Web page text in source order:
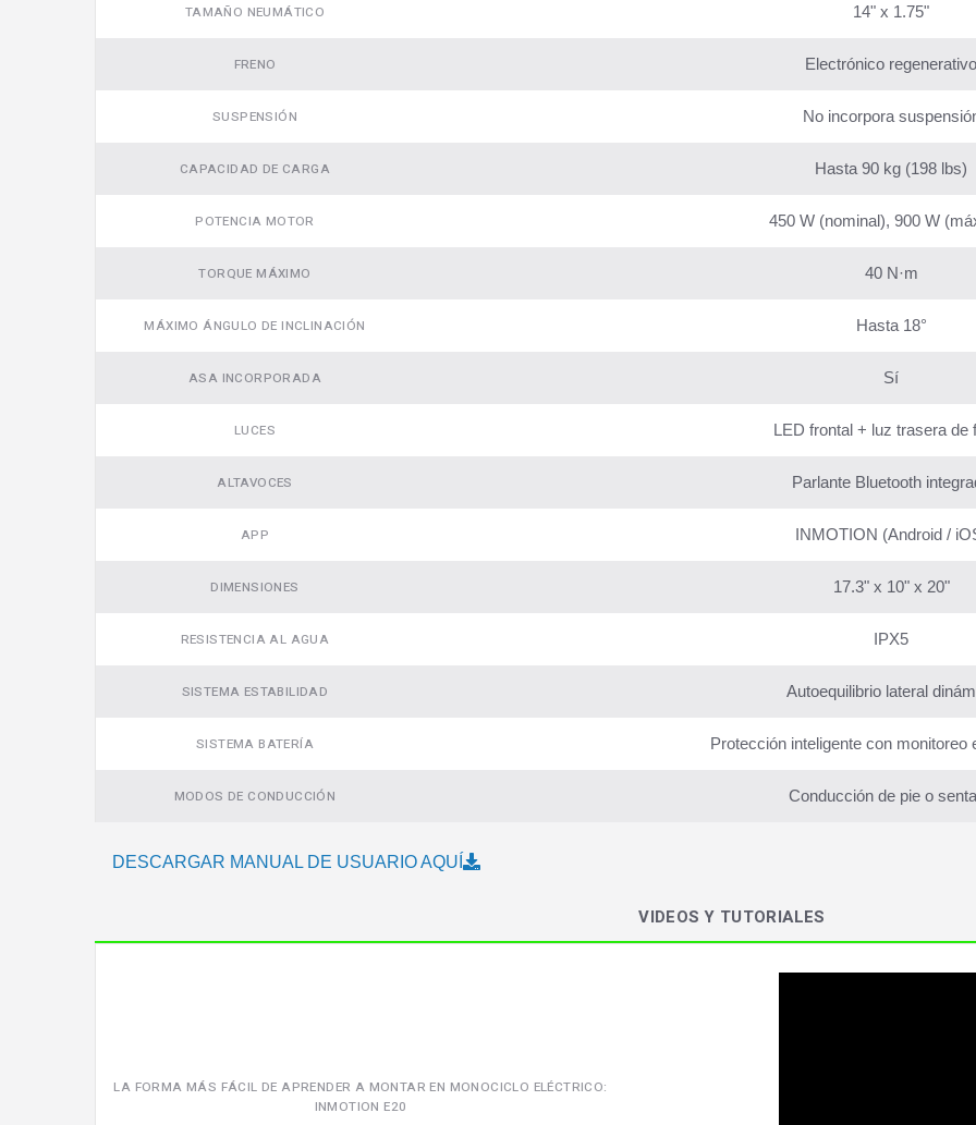
TAMAÑO NEUMÁTICO 14" x 1.75"
FRENO Electrónico regenerativo
SUSPENSIÓN No incorpora
CAPACIDAD DE CARGA Hasta 90 kg (198 lbs)
POTENCIA MOTOR 450 W (nominal), 900 W
TORQUE MÁXIMO 40 N·m
MÁXIMO ÁNGULO DE INCLINACIÓN Hasta 18°
ASA INCORPORADA Sí
LUCES LED frontal + luz trasera de
ALTAVOCES Parlante Bluetooth
APP INMOTION (Android /
DIMENSIONES 17.3" x 10" x 20"
RESISTENCIA AL AGUA IPX5
SISTEMA ESTABILIDAD Autoequilibrio lateral
SISTEMA BATERÍA Protección inteligente con monitoreo
MODOS DE CONDUCCIÓN Conducción de pie o
DESCARGAR MANUAL DE USUARIO AQUÍ
VIDEOS Y TUTORIALES
LA FORMA MÁS FÁCIL DE APRENDER A MONTAR EN MONOCICLO ELÉCTRICO:
INMOTION E20